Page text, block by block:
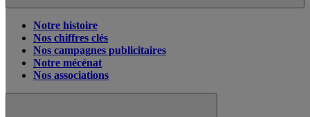
Notre histoire
Nos chiffres clés
Nos campagnes publicitaires
Notre mécénat
Nos associations